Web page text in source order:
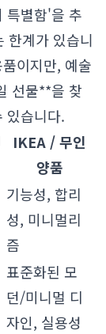
특별함'을 추
한계가 있습니
이지만, 예술
선물**을 찾
있습니다.
IKEA / 무인
양품
기능성, 합리
성, 미니멀리
즘
표준화된 모
던/미니멀 디
자인, 실용성